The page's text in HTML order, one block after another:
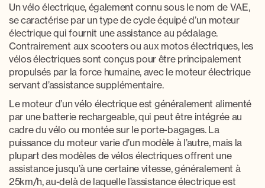
Un vélo électrique, également connu sous le nom de VAE,
se caractérise par un type de cycle équipé d’un moteur
électrique qui fournit une assistance au pédalage.
Contrairement aux scooters ou aux motos électriques, les
vélos électriques sont conçus pour être principalement
propulsés par la force humaine, avec le moteur électrique
servant d’assistance supplémentaire.
Le moteur d’un vélo électriqueest généralement alimenté
par une batterie rechargeable, qui peut être intégrée au
cadre du vélo ou montée sur le porte-bagages. La
puissance du moteur varie d’un modèle à l’autre, mais la
plupart des modèles de vélos électriquesoffrent une
assistance jusqu’à une certaine vitesse, généralement à
25km/h, au-delà de laquelle l’assistance électrique est